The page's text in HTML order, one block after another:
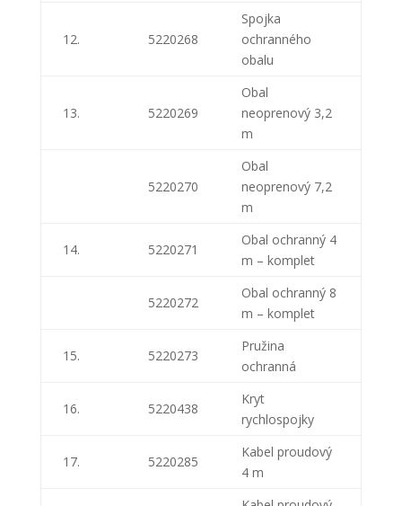
12. 5220268
Spojka
ochranného
obalu
13. 5220269
Obal
neoprenový 3,2
m
5220270
Obal
neoprenový 7,2
m
14. 5220271
Obal ochranný 4
m – komplet
5220272
Obal ochranný 8
m – komplet
15. 5220273
Pružina
ochranná
16. 5220438
Kryt
rychlospojky
17. 5220285
Kabel proudový
4 m